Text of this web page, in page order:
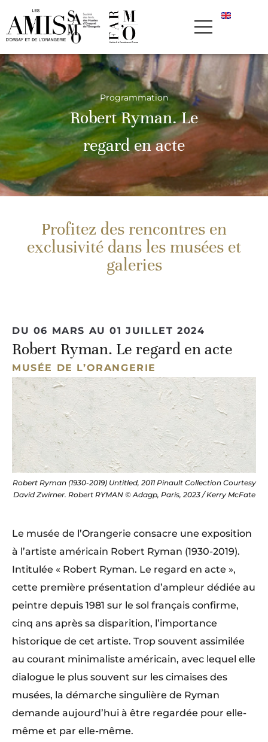
Programmation
Robert Ryman. Le
regard en acte
Profitez des rencontres en
exclusivité dans les musées et
galeries
DU 06 MARS AU 01 JUILLET 2024
Robert Ryman. Le regard en acte
MUSÉE DE L’ORANGERIE
Robert Ryman (1930-2019) Untitled, 2011 Pinault Collection Courtesy
David Zwirner. Robert RYMAN © Adagp, Paris, 2023 / Kerry McFate
Le musée de l’Orangerie consacre une exposition
à l’artiste américain Robert Ryman (1930-2019).
Intitulée « Robert Ryman. Le regard en acte »,
cette première présentation d’ampleur dédiée au
peintre depuis 1981 sur le sol français confirme,
cinq ans après sa disparition, l’importance
historique de cet artiste. Trop souvent assimilée
au courant minimaliste américain, avec lequel elle
dialogue le plus souvent sur les cimaises des
musées, la démarche singulière de Ryman
demande aujourd’hui à être regardée pour elle-
même et par elle-même.